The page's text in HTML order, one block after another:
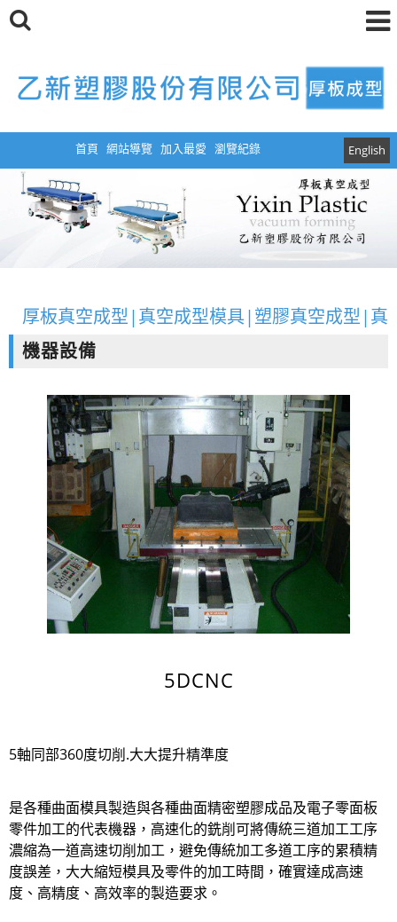
首頁 網站導覽 加入最愛 English
瀏覽紀錄
厚板真空成型|真空成型模具|塑膠真空成型|真
空成型|設計|開模|CNC5D加工
機器設備
5DCNC
5軸同部360度切削.大大提升精準度
是各種曲面模具製造與各種曲面精密塑膠成品及電子零面板
零件加工的代表機器，高速化的銑削可將傳統三道加工工序
濃縮為一道高速切削加工，避免傳統加工多道工序的累積精
度誤差，大大縮短模具及零件的加工時間，確實達成高速
度、高精度、高效率的製造要求。